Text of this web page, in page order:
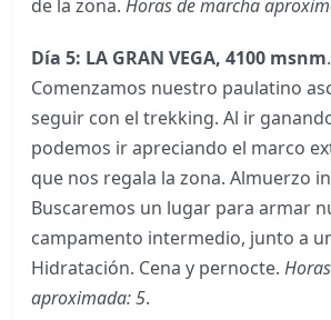
de la zona. Horas de marcha
Día 5: LA GRAN VEGA, 4100 msnm
Comenzamos nuestro paulatino
seguir con el trekking. Al ir
podemos ir apreciando el marco
que nos regala la zona. Almuerzo
Buscaremos un lugar para armar
campamento intermedio, junto a
Hidratación. Cena y pernocte.
aproximada: 5.